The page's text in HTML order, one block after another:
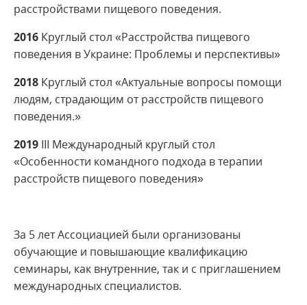
расстройствами пищевого поведения.
2016 Круглый стол «Расстройства пищевого
поведения в Украине: Проблемы и перспективы»
2018 Круглый стол «Актуальные вопросы помощи
людям, страдающим от расстройств пищевого
поведения.»
2019 III Международный круглый стол
«Особенности командного подхода в терапии
расстройств пищевого поведения»
За 5 лет Ассоциацией были организованы
обучающие и повышающие квалификацию
семинары, как внутренние, так и с приглашением
международных специалистов.